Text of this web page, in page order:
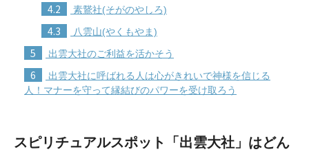
4.2 素鵞社(そがのやしろ)
4.3 八雲山(やくもやま)
5 出雲大社のご利益を活かそう
6
出雲大社に呼ばれる人は心がきれいで神様を信じる
人！マナーを守って縁結びのパワーを受け取ろう
スピリチュアルスポット「出雲大社」はどん